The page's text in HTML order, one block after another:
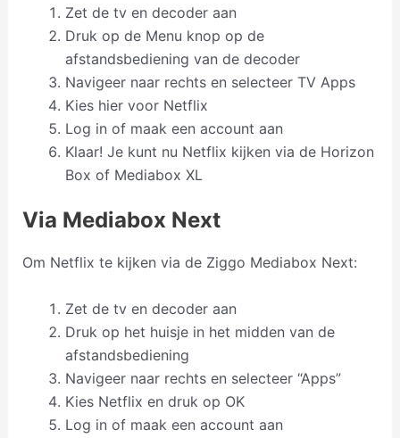
Zet de tv en decoder aan
Druk op de Menu knop op de
afstandsbediening van de decoder
Navigeer naar rechts en selecteer TV Apps
Kies hier voor Netflix
Log in of maak een account aan
Klaar! Je kunt nu Netflix kijken via de Horizon
Box of Mediabox XL
Via Mediabox Next
Om Netflix te kijken via de Ziggo Mediabox Next:
Zet de tv en decoder aan
Druk op het huisje in het midden van de
afstandsbediening
Navigeer naar rechts en selecteer “Apps”
Kies Netflix en druk op OK
Log in of maak een account aan